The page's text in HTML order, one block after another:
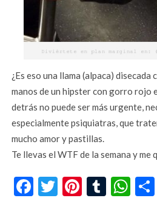
¿Es eso una llama (alpaca)
manos de un hipster con gorro rojo
detrás no puede ser más urgente,
especialmente psiquiatras, que
mucho amor y pastillas.
Te llevas el WTF de la semana y me
Facebook
Twitter
Pinterest
Tumblr